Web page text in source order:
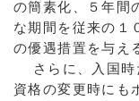
の簡素化、５年間
な期間を従来の１
の優遇措置を与え
さらに、入国時
資格の変更時にも